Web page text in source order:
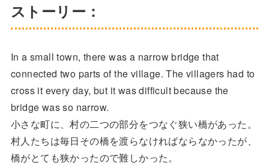
ストーリー：
In a small town, there was a narrow bridge that
connected two parts of the village. The villagers had to
cross it every day, but it was difficult because the
bridge was so narrow.
小さな町に、村の二つの部分をつなぐ狭い橋があった。
村人たちは毎日その橋を渡らなければならなかったが、
橋がとても狭かったので難しかった。